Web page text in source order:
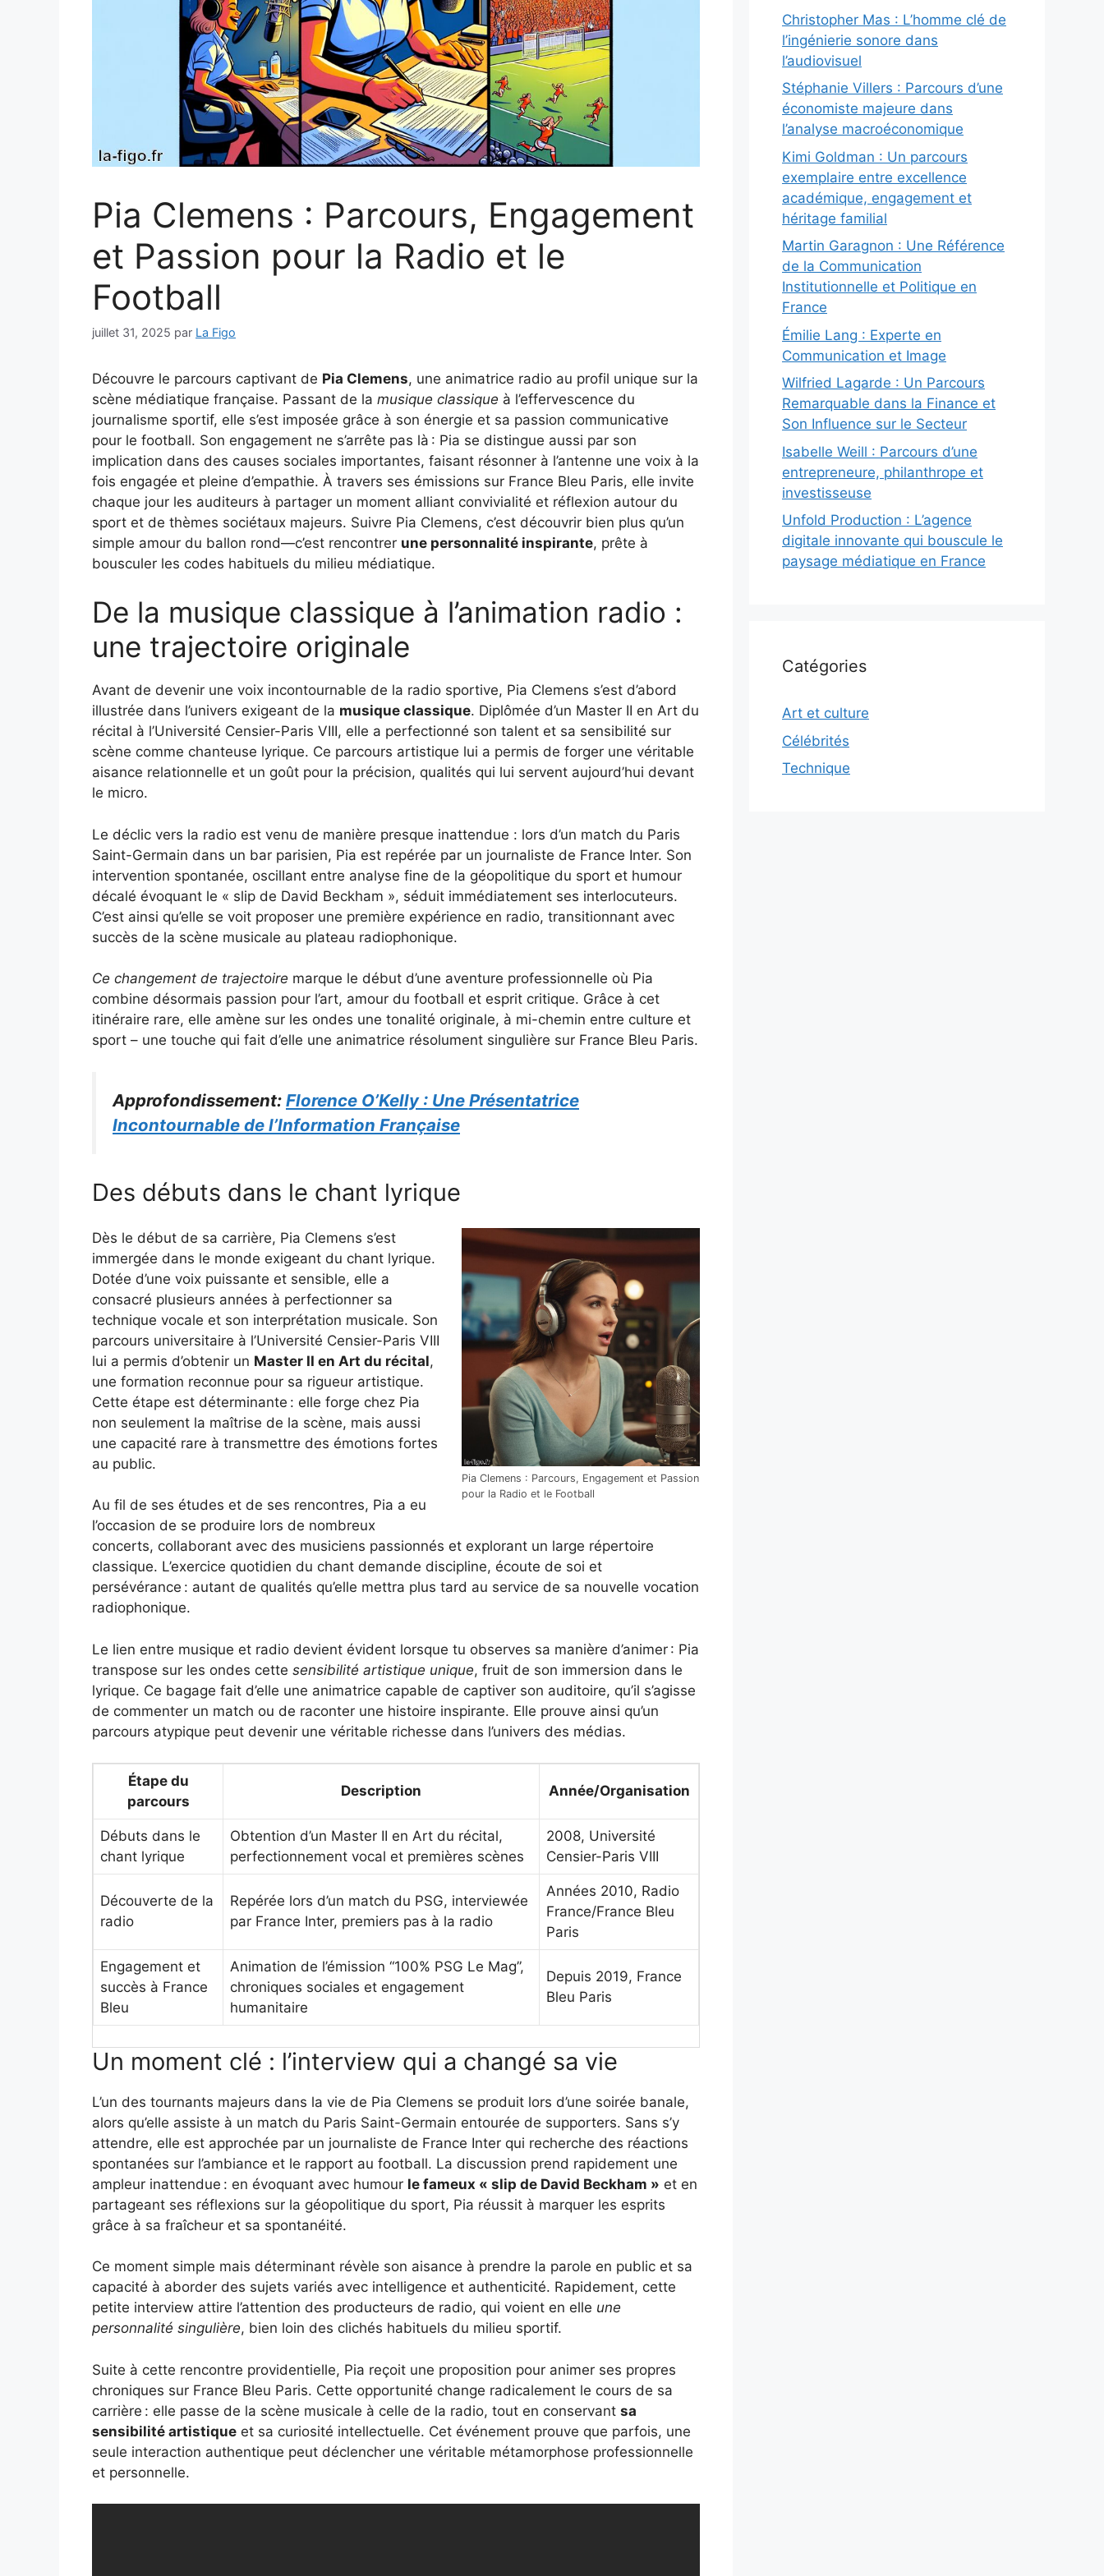
Pia Clemens : Parcours, Engagement
et Passion pour la Radio et le
Football
juillet 31, 2025 par La Figo
Découvre le parcours captivant de Pia Clemens, une animatrice radio au profil unique sur la
scène médiatique française. Passant de la musique classique à l’effervescence du
journalisme sportif, elle s’est imposée grâce à son énergie et sa passion communicative
pour le football. Son engagement ne s’arrête pas là : Pia se distingue aussi par son
implication dans des causes sociales importantes, faisant résonner à l’antenne une voix à la
fois engagée et pleine d’empathie. À travers ses émissions sur France Bleu Paris, elle invite
chaque jour les auditeurs à partager un moment alliant convivialité et réflexion autour du
sport et de thèmes sociétaux majeurs. Suivre Pia Clemens, c’est découvrir bien plus qu’un
simple amour du ballon rond—c’est rencontrer une personnalité inspirante, prête à
bousculer les codes habituels du milieu médiatique.
De la musique classique à l’animation radio :
une trajectoire originale
Avant de devenir une voix incontournable de la radio sportive, Pia Clemens s’est d’abord
illustrée dans l’univers exigeant de la musique classique. Diplômée d’un Master II en Art du
récital à l’Université Censier-Paris VIII, elle a perfectionné son talent et sa sensibilité sur
scène comme chanteuse lyrique. Ce parcours artistique lui a permis de forger une véritable
aisance relationnelle et un goût pour la précision, qualités qui lui servent aujourd’hui devant
le micro.
Le déclic vers la radio est venu de manière presque inattendue : lors d’un match du Paris
Saint-Germain dans un bar parisien, Pia est repérée par un journaliste de France Inter. Son
intervention spontanée, oscillant entre analyse fine de la géopolitique du sport et humour
décalé évoquant le « slip de David Beckham », séduit immédiatement ses interlocuteurs.
C’est ainsi qu’elle se voit proposer une première expérience en radio, transitionnant avec
succès de la scène musicale au plateau radiophonique.
Ce changement de trajectoire marque le début d’une aventure professionnelle où Pia
combine désormais passion pour l’art, amour du football et esprit critique. Grâce à cet
itinéraire rare, elle amène sur les ondes une tonalité originale, à mi-chemin entre culture et
sport – une touche qui fait d’elle une animatrice résolument singulière sur France Bleu Paris.
Approfondissement: Florence O’Kelly : Une Présentatrice
Incontournable de l’Information Française
Des débuts dans le chant lyrique
Pia Clemens : Parcours, Engagement et Passion
pour la Radio et le Football
Dès le début de sa carrière, Pia Clemens s’est
immergée dans le monde exigeant du chant lyrique.
Dotée d’une voix puissante et sensible, elle a
consacré plusieurs années à perfectionner sa
technique vocale et son interprétation musicale. Son
parcours universitaire à l’Université Censier-Paris VIII
lui a permis d’obtenir un Master II en Art du récital,
une formation reconnue pour sa rigueur artistique.
Cette étape est déterminante : elle forge chez Pia
non seulement la maîtrise de la scène, mais aussi
une capacité rare à transmettre des émotions fortes
au public.
Au fil de ses études et de ses rencontres, Pia a eu
l’occasion de se produire lors de nombreux
concerts, collaborant avec des musiciens passionnés et explorant un large répertoire
classique. L’exercice quotidien du chant demande discipline, écoute de soi et
persévérance : autant de qualités qu’elle mettra plus tard au service de sa nouvelle vocation
radiophonique.
Le lien entre musique et radio devient évident lorsque tu observes sa manière d’animer : Pia
transpose sur les ondes cette sensibilité artistique unique, fruit de son immersion dans le
lyrique. Ce bagage fait d’elle une animatrice capable de captiver son auditoire, qu’il s’agisse
de commenter un match ou de raconter une histoire inspirante. Elle prouve ainsi qu’un
parcours atypique peut devenir une véritable richesse dans l’univers des médias.
Étape du
parcours
Description Année/Organisation
Débuts dans le
chant lyrique
Obtention d’un Master II en Art du récital,
perfectionnement vocal et premières scènes
2008, Université
Censier-Paris VIII
Découverte de la
radio
Repérée lors d’un match du PSG, interviewée
par France Inter, premiers pas à la radio
Années 2010, Radio
France/France Bleu
Paris
Engagement et
succès à France
Bleu
Animation de l’émission “100% PSG Le Mag”,
chroniques sociales et engagement
humanitaire
Depuis 2019, France
Bleu Paris
Un moment clé : l’interview qui a changé sa vie
L’un des tournants majeurs dans la vie de Pia Clemens se produit lors d’une soirée banale,
alors qu’elle assiste à un match du Paris Saint-Germain entourée de supporters. Sans s’y
attendre, elle est approchée par un journaliste de France Inter qui recherche des réactions
spontanées sur l’ambiance et le rapport au football. La discussion prend rapidement une
ampleur inattendue : en évoquant avec humour le fameux « slip de David Beckham » et en
partageant ses réflexions sur la géopolitique du sport, Pia réussit à marquer les esprits
grâce à sa fraîcheur et sa spontanéité.
Ce moment simple mais déterminant révèle son aisance à prendre la parole en public et sa
capacité à aborder des sujets variés avec intelligence et authenticité. Rapidement, cette
petite interview attire l’attention des producteurs de radio, qui voient en elle une
personnalité singulière, bien loin des clichés habituels du milieu sportif.
Suite à cette rencontre providentielle, Pia reçoit une proposition pour animer ses propres
chroniques sur France Bleu Paris. Cette opportunité change radicalement le cours de sa
carrière : elle passe de la scène musicale à celle de la radio, tout en conservant sa
sensibilité artistique et sa curiosité intellectuelle. Cet événement prouve que parfois, une
seule interaction authentique peut déclencher une véritable métamorphose professionnelle
et personnelle.
Christopher Mas : L’homme clé de
l’ingénierie sonore dans
l’audiovisuel
Stéphanie Villers : Parcours d’une
économiste majeure dans
l’analyse macroéconomique
Kimi Goldman : Un parcours
exemplaire entre excellence
académique, engagement et
héritage familial
Martin Garagnon : Une Référence
de la Communication
Institutionnelle et Politique en
France
Émilie Lang : Experte en
Communication et Image
Wilfried Lagarde : Un Parcours
Remarquable dans la Finance et
Son Influence sur le Secteur
Isabelle Weill : Parcours d’une
entrepreneure, philanthrope et
investisseuse
Unfold Production : L’agence
digitale innovante qui bouscule le
paysage médiatique en France
Catégories
Art et culture
Célébrités
Technique